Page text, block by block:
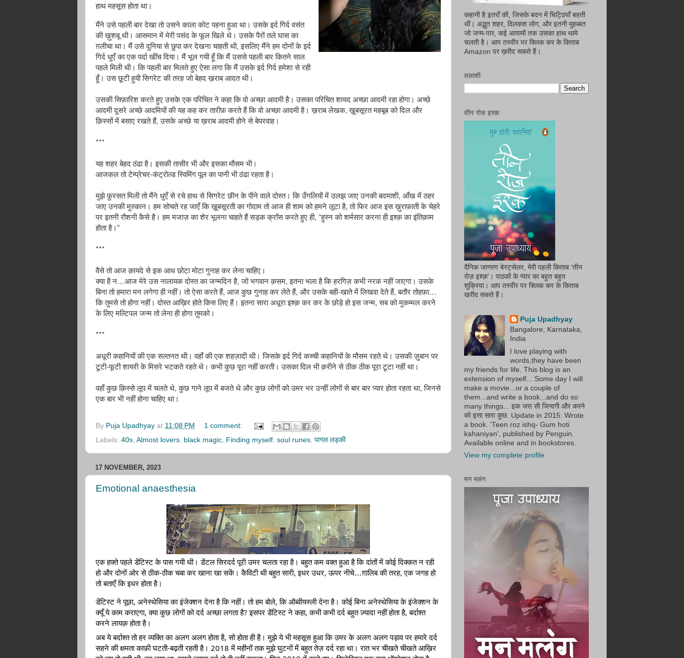
हाथ महसूस होता था।
मैंने उसे पहली बार देखा तो उसने काला कोट पहना हुआ था। उसके इर्द गिर्द वसंत
की ख़ुशबू थी। आसमान में मेरी पसंद के फूल खिले थे। उसके पैरों तले घास का
ग़लीचा था। मैं उसे दुनिया से छुपा कर देखना चाहती थी,इसलिए मैंने हम दोनों के इर्द
गिर्द धुएँ का एक पर्दा खींच दिया। मैं भूल गयी हूँ कि मैं उससे पहली बार कितने साल
पहले मिली थी। कि पहली बार मिलते हुए ऐसा लगा कि मैं उसके इर्द गिर्द हमेशा से रही
हूँ। उस छूटी हुयी सिगरेट की तरह जो बेहद ख़राब आदत थी।
उसकी सिफ़ारिश करते हुए उसके एक परिचित ने कहा कि वो अच्छा आदमी है। उसका परिचित शायद अच्छा आदमी रहा होगा। अच्छे
आदमी दूसरे अच्छे आदमियों की यह कह कर तारीफ़ करते हैं कि वो अच्छा आदमी है। ख़राब लेखक,ख़ूबसूरत महबूब को दिल और
क़िस्सों में बसाए रखते हैं,उसके अच्छे या ख़राब आदमी होने से बेपरवाह।
***
यह शहर बेहद ठंढा है। इसकी तासीर भी और इसका मौसम भी।
आजकल तो टेम्प्रेचर-कंट्रोल्ड स्विमिंग पूल का पानी भी ठंढा रहता है।
मुझे फ़ुरसत मिली तो मैंने धुएँ से रचे हाथ से सिगरेट छीन के पीने वाले दोस्त। कि उँगलियों में उलझ जाए उनकी बदमाशी, आँख में ठहर
जाए उनकी मुस्कान। हम सोचते रह जाएँ कि ख़ूबसूरती का गोदाम तो आज ही शाम को हमने लूटा है,तो फिर आज इस ख़ुराफ़ाती के चेहरे
पर इतनी रौशनी कैसे है। हम मजाज़ का शेर भूलना चाहते हैं सड़क क्रॉस करते हुए ही, “हुस्न को शर्मसार करना ही इश्क़ का इंतिक़ाम
होता है।”
***
वैसे तो आज क़ायदे से इक आध छोटा मोटा गुनाह कर लेना चाहिए।
क्या है न…आज मेरे उस नालायक दोस्त का जन्मदिन है,जो भगवान क़सम,इतना भला है कि हरगिज़ कभी नरक नहीं जाएगा। उसके
बिना तो हमारा मन लगेगा ही नहीं। तो ऐसा करते हैं, आज कुछ गुनाह कर लेते हैं, और उसके बही-खाते में लिखवा देते हैं,बतौर तोहफ़ा…
कि तुमसे तो होगा नहीं। दोस्त आख़िर होते किस लिए हैं। इतना सारा अधूरा इश्क़ कर कर के छोड़े हो इस जन्म,सब को मुकम्मल करने
के लिए मल्टिपल जन्म तो लेना ही होगा तुमको।
***
अधूरी कहानियों की एक सल्तनत थी। वहाँ की एक शहज़ादी थी। जिसके इर्द गिर्द कच्ची कहानियों के मौसम रहते थे। उसकी ज़ुबान पर
टूटी-फूटी शायरी के मिसरे भटकते रहते थे। कभी कुछ पूरा नहीं करती। उसका दिल भी क़रीने से ठीक ठीक पूरा टूटा नहीं था।
वहाँ कुछ क़िस्से लूप में चलते थे,कुछ गाने लूप में बजते थे और कुछ लोगों को उमर भर उन्हीं लोगों से बार बार प्यार होता रहता था,जिनसे
एक बार भी नहीं होना चाहिए था।
By Puja Upadhyay at 11:08 PM
1 comment:
Labels: 40s, Almost lovers, black magic, Finding myself, soul runes, पागल लड़की
17 NOVEMBER, 2023
Emotional anaesthesia
एक हफ़्ते पहले डेंटिस्ट के पास गयी थी। डेंटल सिरदर्द पूरी उमर चलता रहा है। बहुत कम वक्त हुआ है कि दांतों में कोई दिक्कत न रही
हो और दोनों ओर से ठीक-ठीक चबा कर खाना खा सकें। कैविटी थी बहुत सारी, इधर उधर, ऊपर नीचे…ग़ालिब की तरह, एक जगह हो
तो बताएँ कि इधर होता है।
डेंटिस्ट ने पूछा, अनेस्थेसिया का इंजेक्शन देना है कि नहीं। तो हम बोले, कि ऑब्वीयस्ली देना है। कोई बिना अनेस्थेसिया के इंजेक्शन के
क्यूँ ये काम कराएगा, क्या कुछ लोगों को दर्द अच्छा लगता है? इसपर डेंटिस्ट ने कहा, कभी कभी दर्द बहुत ज़्यादा नहीं होता है, बर्दाश्त
करने लायक़ होता है।
अब ये बर्दाश्त तो हर व्यक्ति का अलग अलग होता है, सो होता ही है। मुझे ये भी महसूस हुआ कि उमर के अलग अलग पड़ाव पर हमारे दर्द
सहने की क्षमता काफ़ी घटती-बढ़ती रहती है। 2018 में महीनों तक मुझे घुटनों में बहुत तेज़ दर्द रहा था। रात भर चीखते चीखते आख़िर
कहानी है इतराँ की, जिसके बदन में चिट्ठियाँ बहती
थीं। अद्भुत शहर, दिलकश लोग, और इतनी मुहब्बत
जो जन्म-पार, कई आयामों तक उसका हाथ थामे
चलती है। आप तस्वीर पर क्लिक कर के किताब
Amazon पर ख़रीद सकते हैं।
तलाशी
तीन रोज़ इश्क़
दैनिक जागरण बेस्ट्सेलर, मेरी पहली किताब 'तीन
रोज़ इश्क़’। पाठकों के प्यार का बहुत बहुत
शुक्रिया। आप तस्वीर पर क्लिक कर के किताब
खरीद सकते हैं।
Puja Upadhyay
Bangalore, Karnataka,
India
I love playing with
words,they have been
my friends for life. This blog is an
extension of myself... Some day I will
make a movie...or a couple of
them...and write a book...and do so
many things... इक जरा सी जिन्दगी और करने
को इत्ता सारा कुछ. Update in 2015: Wrote
a book. 'Teen roz ishq- Gum hoti
kahaniyan', published by Penguin.
Available online and in bookstores.
View my complete profile
मन मलंग